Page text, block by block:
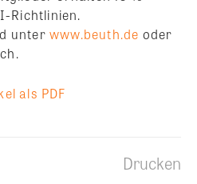
Richtlinien.
unter www.beuth.de oder
als PDF
Drucken